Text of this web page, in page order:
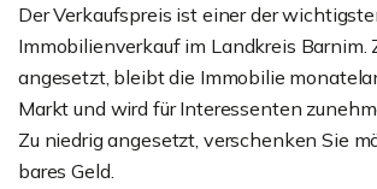
Der Verkaufspreis ist einer der
Immobilienverkauf im Landkreis Barnim.
angesetzt, bleibt die Immobilie
Markt und wird für Interessenten
Zu niedrig angesetzt, verschenken Sie
bares Geld.